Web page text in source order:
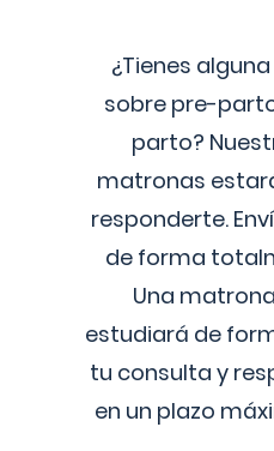
¿Tienes
sobre pre-
parto?
matronas
responderte.
de forma
Una
estudiará de
tu consulta y
en un plazo